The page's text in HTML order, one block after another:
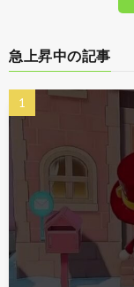
急上昇中の記事